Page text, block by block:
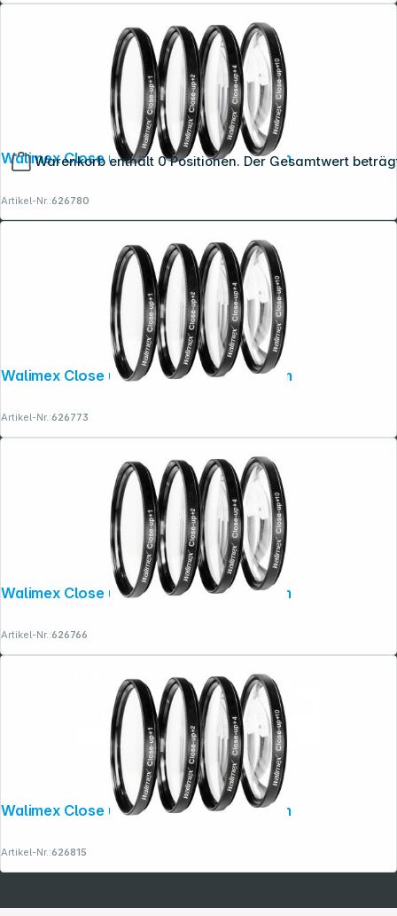
Warenkorb enthält 0 Positionen. Der Gesamtwert
Walimex Close up Makrolinsen-Set 62mm
Artikel-Nr.:626780
Walimex Close up Makrolinsen-Set 58mm
Artikel-Nr.:626773
Walimex Close up Makrolinsen-Set 52mm
Artikel-Nr.:626766
Walimex Close up Makrolinsen-Set 55mm
Artikel-Nr.:626815
Copyright © 2001 - 2026 dexxIT. Alle Rechte vorbehalten.